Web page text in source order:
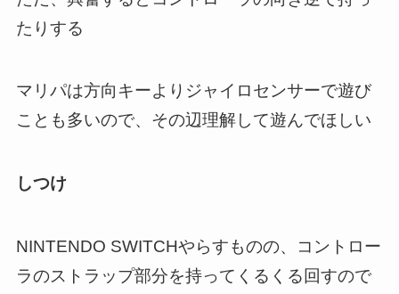
たりする
マリパは方向キーよりジャイロセンサーで遊び
ことも多いので、その辺理解して遊んでほしい
しつけ
NINTENDO SWITCHやらすものの、コントロー
ラのストラップ部分を持ってくるくる回すので